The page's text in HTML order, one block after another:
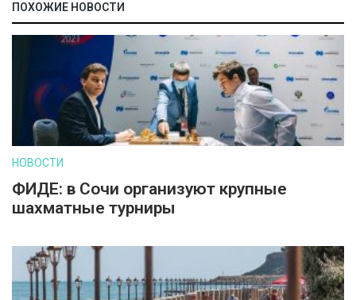
ПОХОЖИЕ НОВОСТИ
НОВОСТИ
ФИДЕ: в Сочи организуют крупные
шахматные турниры